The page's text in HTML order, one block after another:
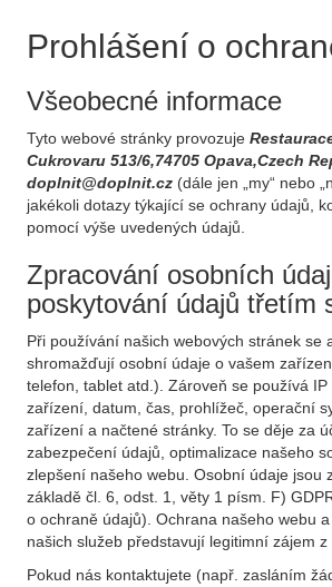
Prohlášení o
Všeobecné informace
Tyto webové stránky provozuje
Cukrovaru 513/6,74705 Opava,Czech
doplnit@doplnit.cz (dále jen „my“ nebo
jakékoli dotazy týkající se ochrany údajů,
pomocí výše uvedených údajů.
Zpracování osobních
poskytování údajů třetím
Při používání našich webových stránek se
shromažďují osobní údaje o vašem
telefon, tablet atd.). Zároveň se používá
zařízení, datum, čas, prohlížeč, operační
zařízení a načtené stránky. To se děje za
zabezpečení údajů, optimalizace našeho
zlepšení našeho webu. Osobní údaje jsou
základě čl. 6, odst. 1, věty 1 písm. F)
o ochraně údajů). Ochrana našeho webu
našich služeb představují legitimní zájem z
Pokud nás kontaktujete (např. zasláním